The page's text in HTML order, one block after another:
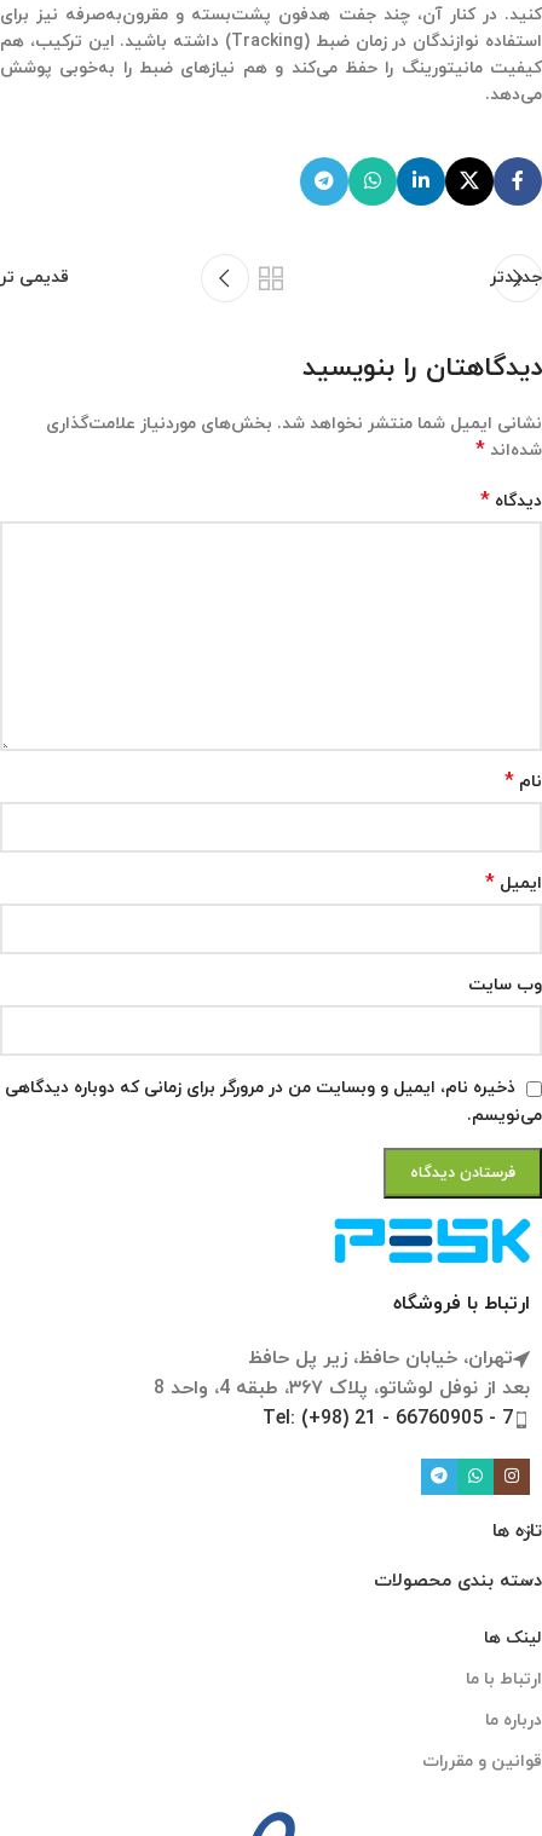
کنید. در کنار آن، چند جفت هدفون پشت‌بسته و مقرون‌به‌صرفه نیز برای
استفاده نوازندگان در زمان ضبط (Tracking) داشته باشید. این ترکیب، هم
کیفیت مانیتورینگ را حفظ می‌کند و هم نیازهای ضبط را به‌خوبی پوشش
می‌دهد.
جدیدتر قدیمی تر
دیدگاهتان را بنویسید
نشانی ایمیل شما منتشر نخواهد شد. بخش‌های موردنیاز علامت‌گذاری
شده‌اند *
دیدگاه *
نام *
ایمیل *
وب‌ سایت
ذخیره نام، ایمیل و وبسایت من در مرورگر برای زمانی که دوباره دیدگاهی
می‌نویسم.
ارتباط با فروشگاه
تهران، خیابان حافظ، زیر پل حافظ
بعد از نوفل لوشاتو، پلاک ۳۶۷، طبقه 4، واحد 8
Tel: (+98) 21 - 66760905 - 7
تازه ها
دسته بندی محصولات
لینک ها
ارتباط با ما
درباره ما
قوانین و مقررات